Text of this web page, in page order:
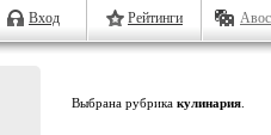
Вход Рейтинги
Выбрана рубрика кулинария